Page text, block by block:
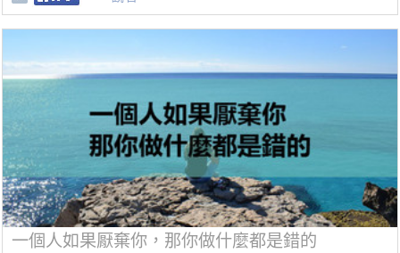
一個人如果厭棄你，那你做什麼都是錯的